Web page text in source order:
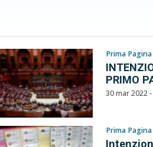
Prima Pagina
PRIMO
30 mar 2022
Prima Pagina